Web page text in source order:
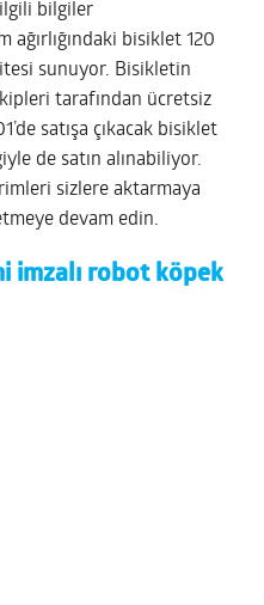
bilgiler
bisiklet 120
sunuyor. Bisikletin
tarafından ücretsiz
satışa çıkacak bisiklet
de satın alınabiliyor.
sizlere aktarmaya
devam edin.
imzalı robot köpek